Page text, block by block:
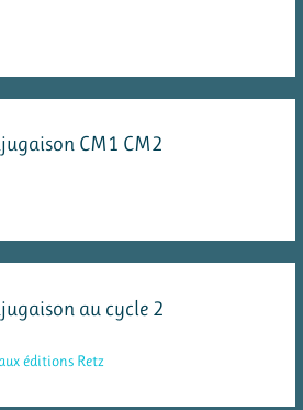
CM1 CM2
au cycle 2